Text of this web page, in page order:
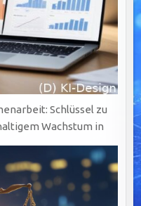
Schlüssel zu
Wachstum in